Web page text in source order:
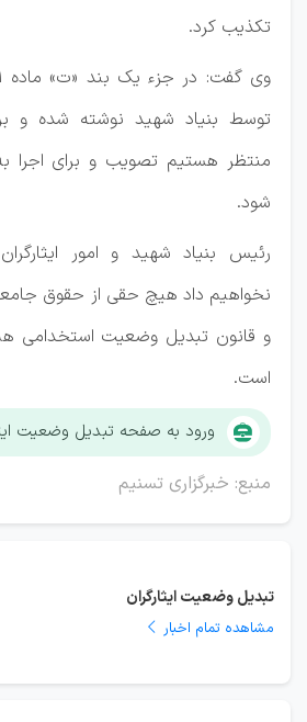
تکذیب کرد.
توسط بنیاد شهید نوشته شده و
منتظر هستیم تصویب و برای اجرا
شود.
رئیس بنیاد شهید و امور
نخواهیم داد هیچ حقی از حقوق
و قانون تبدیل وضعیت استخدامی
است.
ورود به صفحه تبدیل وضعیت
منبع: خبرگزاری تسنیم
تبدیل وضعیت ایثارگران
مشاهده تمام اخبار